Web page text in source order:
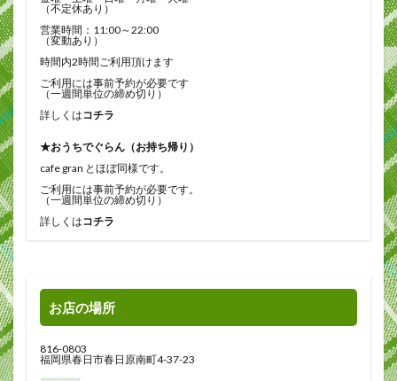
（不定休あり）
営業時間：11:00～22:00
（変動あり）
時間内2時間ご利用頂けます
ご利用には事前予約が必要です
（一週間単位の締め切り）
詳しくはコチラ
★おうちでぐらん（お持ち帰り）
cafe gran とほぼ同様です。
ご利用には事前予約が必要です。
（一週間単位の締め切り）
詳しくはコチラ
お店の場所
816-0803
福岡県春日市春日原南町4-37-23